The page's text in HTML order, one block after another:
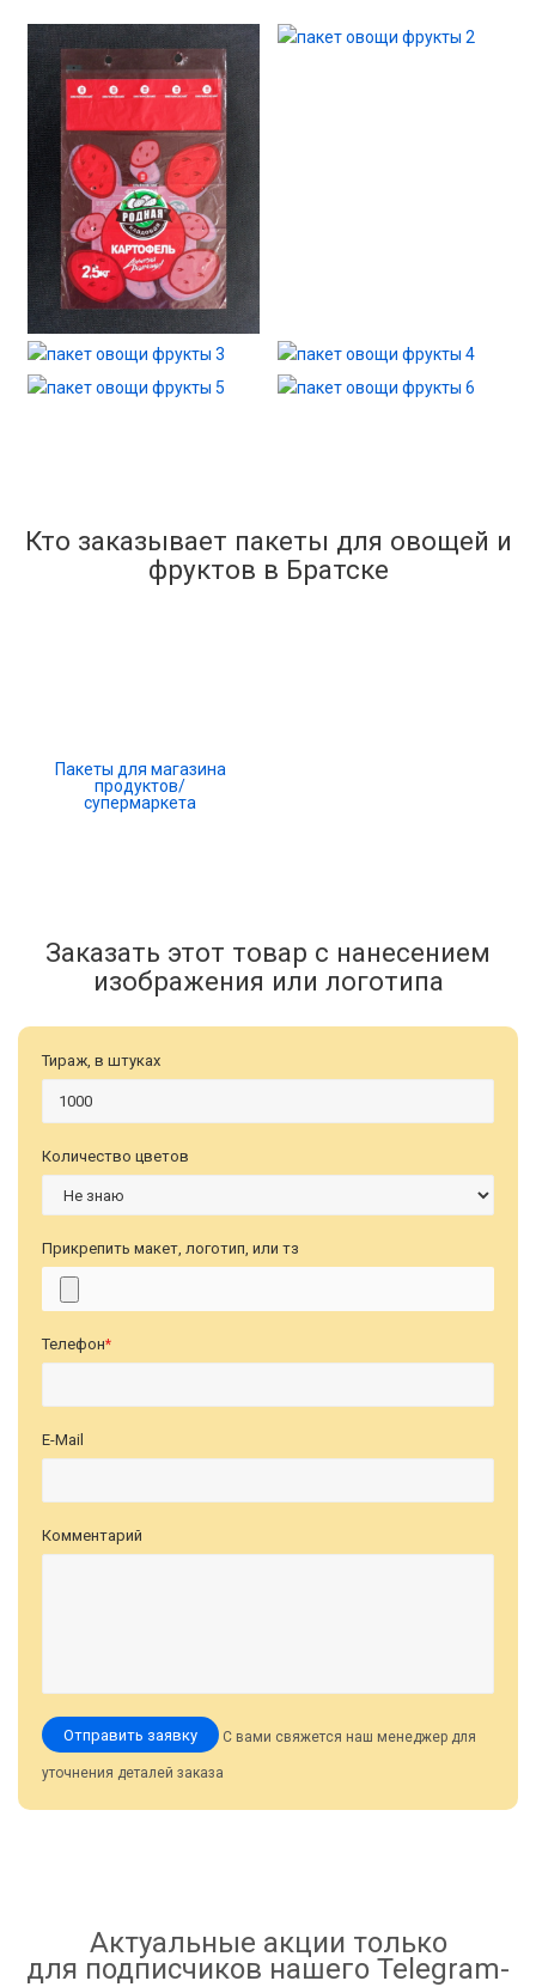
Кто заказывает пакеты для овощей и
фруктов в Братске
Пакеты для магазина
продуктов/
супермаркета
Заказать этот товар с нанесением
изображения или логотипа
Тираж, в штуках
Количество цветов
Прикрепить макет, логотип, или тз
Телефон*
E-Mail
Комментарий
Отправить заявку С вами свяжется наш менеджер для
уточнения деталей заказа
Актуальные акции только
для подписчиков нашего Telegram-